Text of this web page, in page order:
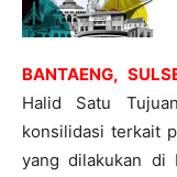
BANTAENG,
Halid Satu
konsilidasi terkait
yang dilakukan di